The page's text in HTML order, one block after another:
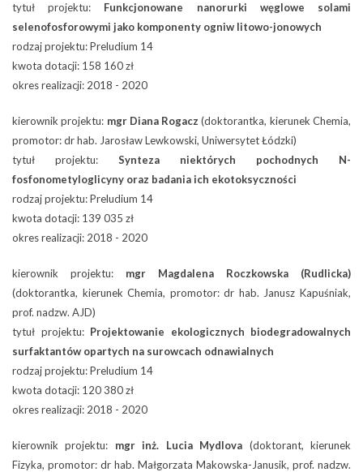
tytuł projektu: Funkcjonowane nanorurki węglowe solami
selenofosforowymi jako komponenty ogniw litowo-jonowych
rodzaj projektu: Preludium 14
kwota dotacji: 158 160 zł
okres realizacji: 2018 - 2020
kierownik projektu: mgr Diana Rogacz (doktorantka, kierunek Chemia,
promotor: dr hab. Jarosław Lewkowski, Uniwersytet Łódzki)
tytuł projektu: Synteza niektórych pochodnych N-
fosfonometyloglicyny oraz badania ich ekotoksyczności
rodzaj projektu: Preludium 14
kwota dotacji: 139 035 zł
okres realizacji: 2018 - 2020
kierownik projektu: mgr Magdalena Roczkowska (Rudlicka)
(doktorantka, kierunek Chemia, promotor: dr hab. Janusz Kapuśniak,
prof. nadzw. AJD)
tytuł projektu: Projektowanie ekologicznych biodegradowalnych
surfaktantów opartych na surowcach odnawialnych
rodzaj projektu: Preludium 14
kwota dotacji: 120 380 zł
okres realizacji: 2018 - 2020
kierownik projektu: mgr inż. Lucia Mydlova (doktorant, kierunek
Fizyka, promotor: dr hab. Małgorzata Makowska-Janusik, prof. nadzw.